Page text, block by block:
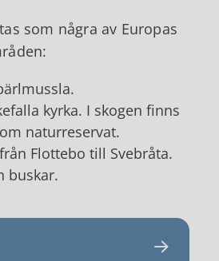
som några av Europas
kyrka. I skogen finns
naturreservat.
Flottebo till Svebråta.
buskar.